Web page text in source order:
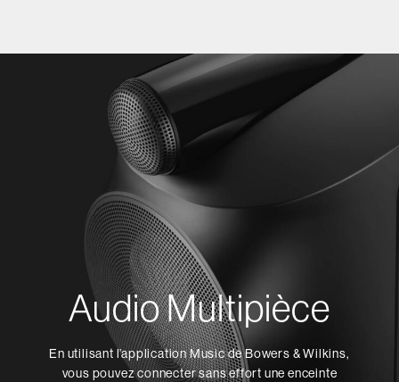
Audio Multipièce
En utilisant l’application Music de Bowers & Wilkins,
vous pouvez connecter sans effort une enceinte